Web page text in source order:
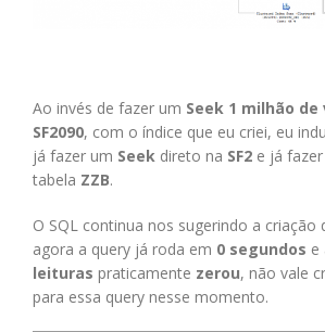
Ao invés de fazer um Seek 1 milhão de
SF2090, com o índice que eu criei, eu
já fazer um Seek direto na SF2 e já
tabela ZZB.
O SQL continua nos sugerindo a criação
agora a query já roda em 0 segundos e
leituras praticamente zerou, não vale
para essa query nesse momento.